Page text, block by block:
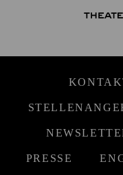
PRESSE